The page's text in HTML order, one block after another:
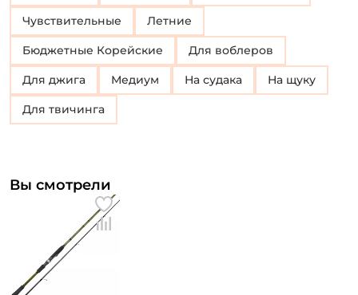
Чувствительные Летние
Бюджетные Корейские Для воблеров
Для джига Медиум На судака На щуку
для твичинга
Вы смотрели